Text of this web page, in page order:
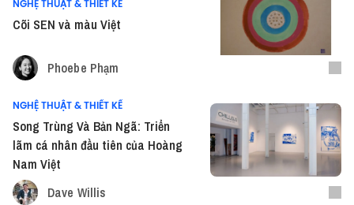
NGHỆ THUẬT & THIẾT KẾ
Cõi SEN và màu Việt
Phoebe Phạm
NGHỆ THUẬT & THIẾT KẾ
Song Trùng Và Bản Ngã: Triển
lãm cá nhân đầu tiên của Hoàng
Nam Việt
Dave Willis